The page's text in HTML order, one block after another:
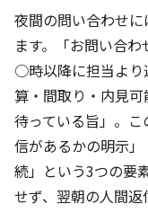
夜間の問い合わせ
ます。「お問い合
○時以降に担当より
算・間取り・内見
待っている旨」。
信があるかの明示
続」という3つの要
せず、翌朝の人間